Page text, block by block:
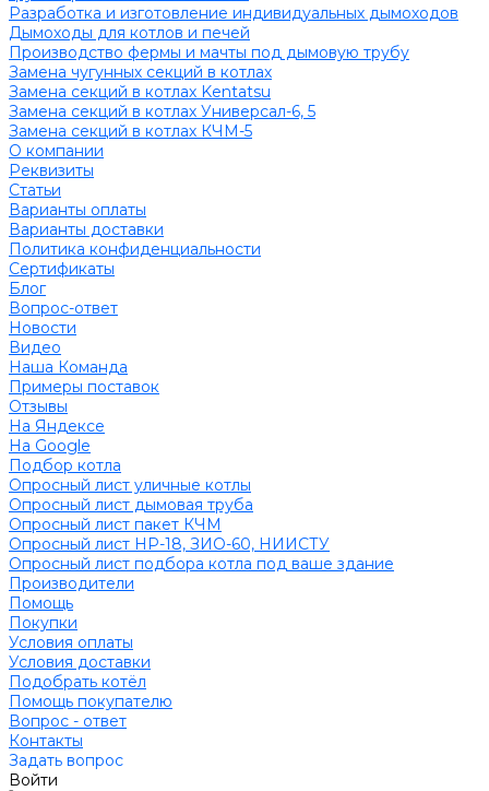
Разработка и изготовление индивидуальных дымоходов
Дымоходы для котлов и печей
Производство фермы и мачты под дымовую трубу
Замена чугунных секций в котлах
Замена секций в котлах Kentatsu
Замена секций в котлах Универсал-6, 5
Замена секций в котлах КЧМ-5
О компании
Реквизиты
Статьи
Варианты оплаты
Варианты доставки
Политика конфиденциальности
Сертификаты
Блог
Вопрос-ответ
Новости
Видео
Наша Команда
Примеры поставок
Отзывы
На Яндексе
На Google
Подбор котла
Опросный лист уличные котлы
Опросный лист дымовая труба
Опросный лист пакет КЧМ
Опросный лист НР-18, ЗИО-60, НИИСТУ
Опросный лист подбора котла под ваше здание
Производители
Помощь
Покупки
Условия оплаты
Условия доставки
Подобрать котёл
Помощь покупателю
Вопрос - ответ
Контакты
Задать вопрос
Войти